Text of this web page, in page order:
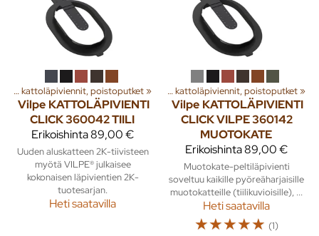
Huippuimurit, kattoläpiviennit, poistoputket‪»
Vilpe KATTOLÄPIVIENTI
CLICK 360042 TIILI
Erikoishinta89,00 €
Uuden aluskatteen 2K-tiivisteen
myötä VILPE® julkaisee
kokonaisen läpivientien 2K-
tuotesarjan.
Heti saatavilla
Rakenna ‪» Ilmanvaihto‪» Huippuimurit, kattoläpiviennit, poistoputket‪»
Vilpe KATTOLÄPIVIENTI
CLICK VILPE 360142
MUOTOKATE
Erikoishinta89,00 €
Muotokate-peltiläpivienti
soveltuu kaikille pyöreäharjaisille
muotokatteille (tiilikuvioisille), ...
Heti saatavilla
☆☆☆☆☆ (1)